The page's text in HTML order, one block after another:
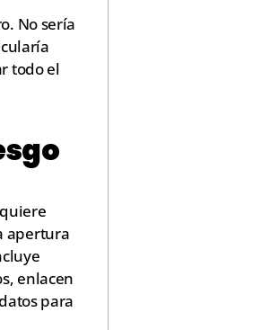
No sería
todo el
apertura
enlacen
para